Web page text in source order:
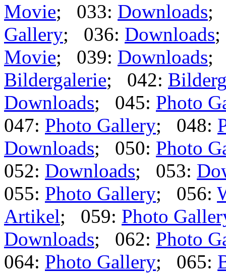
Movie; 033: Downloads;
Gallery; 036: Downloads
Movie; 039: Downloads;
Bildergalerie; 042:
Downloads; 045: Photo
047: Photo Gallery; 048:
Downloads; 050: Photo
052: Downloads; 053:
055: Photo Gallery; 056:
Artikel; 059: Photo
Downloads; 062: Photo
064: Photo Gallery; 065: